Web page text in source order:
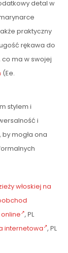
detal w
praktyczny
rękawa do
ma w swojej
(Ee.
stylem i
i
mogła ona
włoskiej na
, PL
internetowa , PL